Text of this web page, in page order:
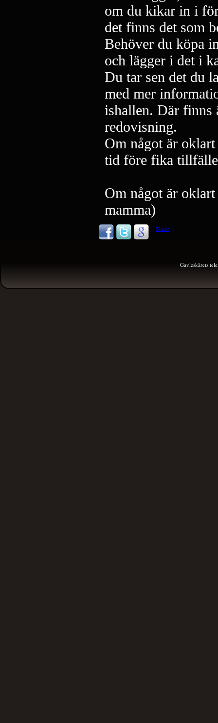
om du kikar in i
det finns det som
Behöver du köpa
och lägger i det i
Du tar sen det du
med mer
ishallen. Där finns
redovisning.
Om något är
tid före fika
Om något är
mamma)
Share
Gavleskärets